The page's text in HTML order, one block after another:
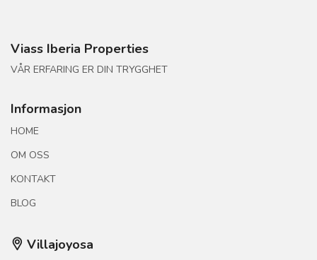
Viass Iberia Properties
VÅR ERFARING ER DIN TRYGGHET
Informasjon
HOME
OM OSS
KONTAKT
BLOG
Villajoyosa